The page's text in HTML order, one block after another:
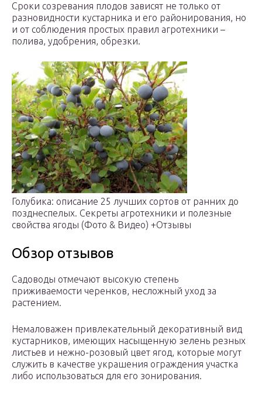
Сроки созревания плодов зависят не только от
разновидности кустарника и его районирования, но
и от соблюдения простых правил агротехники –
полива, удобрения, обрезки.
Голубика: описание 25 лучших сортов от ранних до
позднеспелых. Секреты агротехники и полезные
свойства ягоды (Фото & Видео) +Отзывы
Обзор отзывов
Садоводы отмечают высокую степень
приживаемости черенков, несложный уход за
растением.
Немаловажен привлекательный декоративный вид
кустарников, имеющих насыщенную зелень резных
листьев и нежно-розовый цвет ягод, которые могут
служить в качестве украшения ограждения участка
либо использоваться для его зонирования.